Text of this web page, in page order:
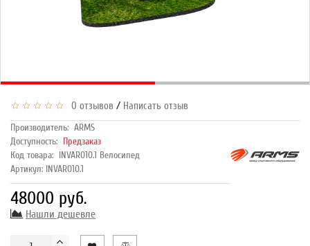
0 отзывов / Написать отзыв
Производитель: ARMS
Доступность: Предзаказ
Код товара: INVAR010.1 Велосипед
Артикул: INVAR010.1
48000 руб.
Нашли дешевле